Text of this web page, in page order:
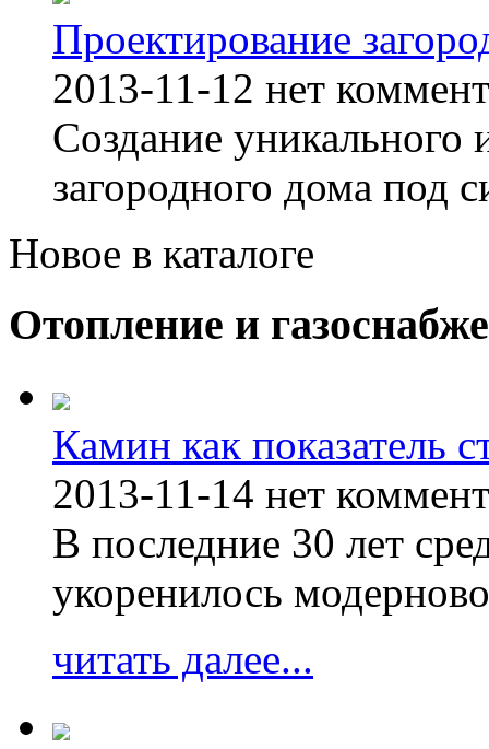
Проектирование
2013-11-12 нет
Создание уникального
загородного дома под
Новое в каталоге
Отопление и
Камин как показатель
2013-11-14 нет
В последние 30 лет
укоренилось
читать далее...